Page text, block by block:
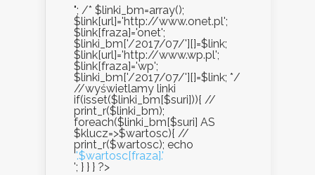
"; /* $linki_bm=array();
$link[url]='http://www.onet.pl';
$link[fraza]='onet';
$linki_bm['/2017/07/'][]=$link;
$link[url]='http://www.wp.pl';
$link[fraza]='wp';
$linki_bm['/2017/07/'][]=$link; */
//wyświetlamy linki
if(isset($linki_bm[$suri])){ //
print_r($linki_bm);
foreach($linki_bm[$suri] AS
$klucz=>$wartosc){ //
print_r($wartosc); echo
''.$wartosc[fraza].'
'; } } } ?>